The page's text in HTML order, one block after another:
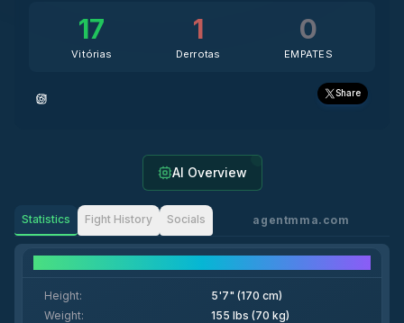
17
Vitórias
1
Derrotas
0
EMPATES
Share
AI Overview
Statistics Fight History Socials agentmma.com
Height:
5'7" (170 cm)
Weight:
155 lbs (70 kg)